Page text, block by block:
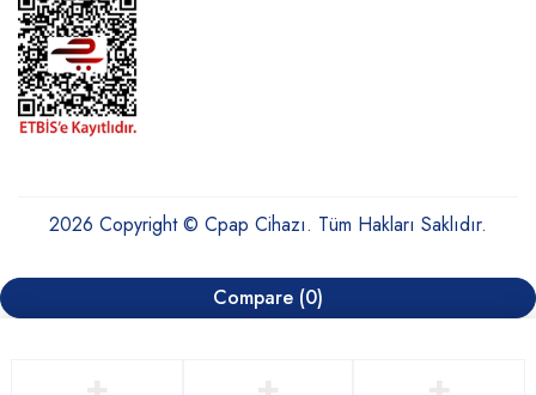
2026 Copyright © Cpap Cihazı. Tüm Hakları Saklıdır.
Compare (0)